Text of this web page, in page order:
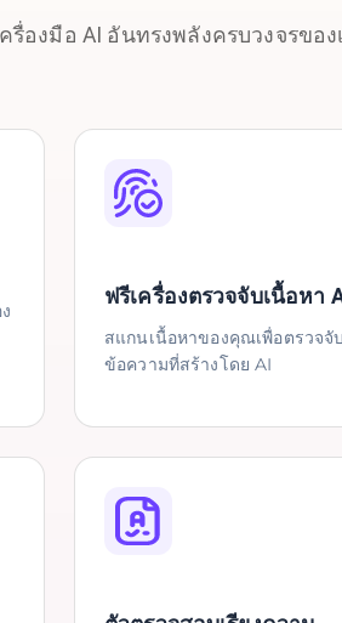
รื่องมือ AI อันทรงพลังครบวงจรข
ฟรีเครื่องตรวจจับเนื้อหา
สแกนเนื้อหาของคุณเพื่อตรวจจับ
ข้อความที่สร้างโดย AI